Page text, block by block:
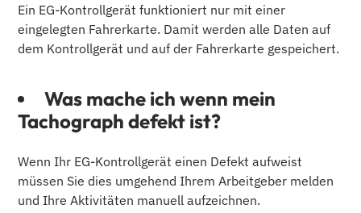
Ein EG-Kontrollgerät funktioniert nur mit einer
eingelegten Fahrerkarte. Damit werden alle Daten auf
dem Kontrollgerät und auf der Fahrerkarte gespeichert.
Was mache ich wenn mein
Tachograph defekt ist?
Wenn Ihr EG-Kontrollgerät einen Defekt aufweist
müssen Sie dies umgehend Ihrem Arbeitgeber melden
und Ihre Aktivitäten manuell aufzeichnen.